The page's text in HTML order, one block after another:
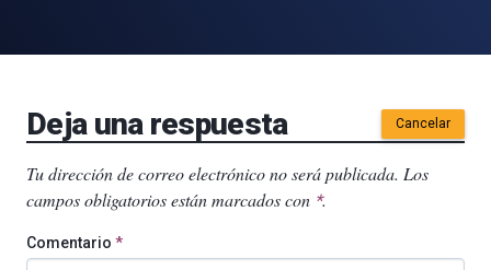
Deja una respuesta Cancelar
Tu dirección de correo electrónico no será publicada. Los
campos obligatorios están marcados con *.
Comentario *